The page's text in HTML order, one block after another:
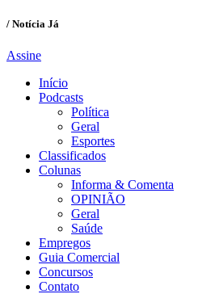
/ Notícia Já
Assine
Início
Podcasts
Política
Geral
Esportes
Classificados
Colunas
Informa & Comenta
OPINIÃO
Geral
Saúde
Empregos
Guia Comercial
Concursos
Contato